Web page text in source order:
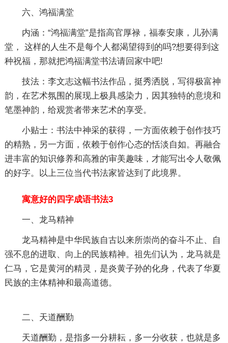
六、鸿福满堂
内涵：“鸿福满堂”是指高官厚禄，福泰安康，儿孙满
堂， 这样的人生不是每个人都渴望得到的吗?想要得到这
种祝福，那就把鸿福满堂书法请回家中吧!
技法：李文志这幅书法作品，挺秀洒脱，写得极富神
韵，在艺术氛围的展现上极具感染力，因其独特的意境和
笔墨神韵，给观赏者带来艺术的享受。
小贴士：书法中神采的获得，一方面依赖于创作技巧
的精熟，另一方面，依赖于创作心态的恬淡自如。再融合
进丰富的知识修养和高雅的审美趣味，才能写出令人敬佩
的好字。以上三位当代书法家皆达到了此境界。
寓意好的四字成语书法3
一、龙马精神
龙马精神是中华民族自古以来所崇尚的奋斗不止、自
强不息的进取、向上的民族精神。祖先们认为，龙马就是
仁马，它是黄河的精灵，是炎黄子孙的化身，代表了华夏
民族的主体精神和最高道德。
二、天道酬勤
天道酬勤，是指多一分耕耘，多一分收获，也就是多